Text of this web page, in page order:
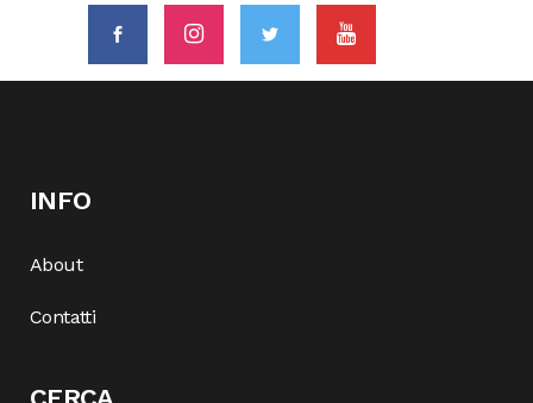
INFO
About
Contatti